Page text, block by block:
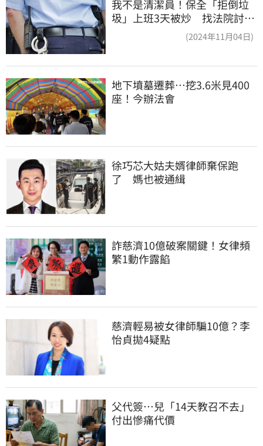
我不是清潔員！保全「拒倒垃
圾」上班3天被炒 找法院討公
(2024年11月04日)
地下墳墓遷葬…挖3.6米見400
座！今辦法會
徐巧芯大姑夫婿律師棄保跑
了　媽也被通緝
詐慈濟10億破案關鍵！女律頻
繁1動作露餡
慈濟輕易被女律師騙10億？李
怡貞拋4疑點
父代簽…兒「14天教召不去」
付出慘痛代價